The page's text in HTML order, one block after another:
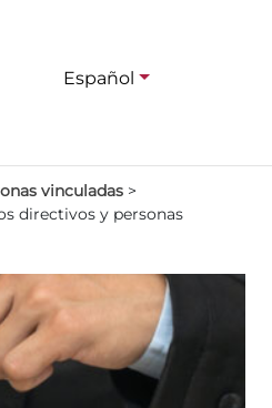
Español
vinculadas >
directivos y personas